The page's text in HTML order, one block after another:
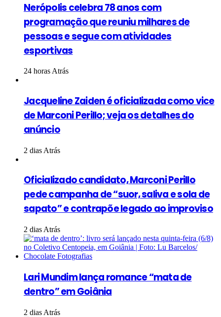
Nerópolis celebra 78 anos com
programação que reuniu milhares de
pessoas e segue com atividades
esportivas
24 horas Atrás
Jacqueline Zaiden é oficializada como vice
de Marconi Perillo; veja os detalhes do
anúncio
2 dias Atrás
Oficializado candidato, Marconi Perillo
pede campanha de “suor, saliva e sola de
sapato” e contrapõe legado ao improviso
2 dias Atrás
Lari Mundim lança romance “mata de
dentro” em Goiânia
2 dias Atrás